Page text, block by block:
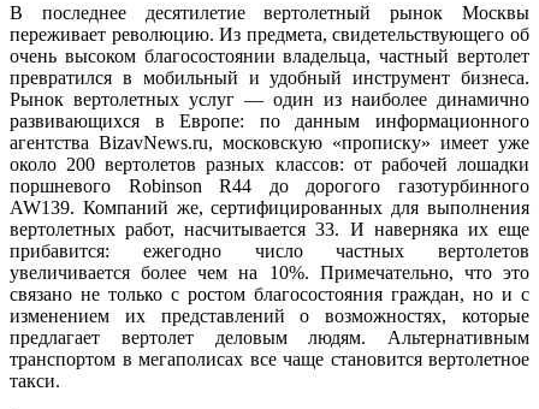
В последнее десятилетие вертолетный рынок Москвы
переживает революцию. Из предмета, свидетельствующего об
очень высоком благосостоянии владельца, частный вертолет
превратился в мобильный и удобный инструмент бизнеса.
Рынок вертолетных услуг — один из наиболее динамично
развивающихся в Европе: по данным информационного
агентства BizavNews.ru, московскую «прописку» имеет уже
около 200 вертолетов разных классов: от рабочей лошадки
поршневого Robinson R44 до дорогого газотурбинного
AW139. Компаний же, сертифицированных для выполнения
вертолетных работ, насчитывается 33. И наверняка их еще
прибавится: ежегодно число частных вертолетов
увеличивается более чем на 10%. Примечательно, что это
связано не только с ростом благосостояния граждан, но и с
изменением их представлений о возможностях, которые
предлагает вертолет деловым людям. Альтернативным
транспортом в мегаполисах все чаще становится вертолетное
такси.